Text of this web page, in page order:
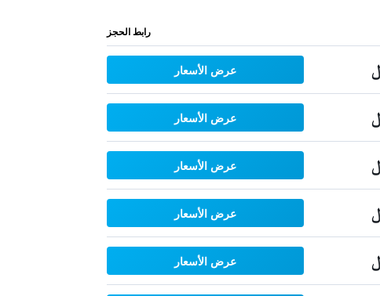
رابط الحجز
عرض الأسعار
عرض الأسعار
عرض الأسعار
عرض الأسعار
عرض الأسعار